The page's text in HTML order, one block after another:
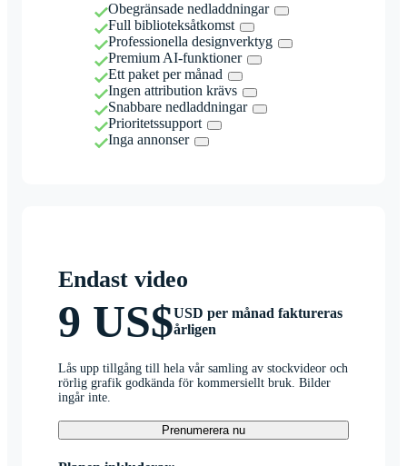
Obegränsade nedladdningar
Full biblioteksåtkomst
Professionella designverktyg
Premium AI-funktioner
Ett paket per månad
Ingen attribution krävs
Snabbare nedladdningar
Prioritetssupport
Inga annonser
Endast video
9 US$USD per månad faktureras
årligen
Lås upp tillgång till hela vår samling av stockvideor och
rörlig grafik godkända för kommersiellt bruk. Bilder
ingår inte.
Prenumerera nu